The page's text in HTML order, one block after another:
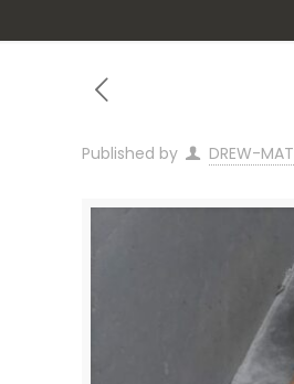
Published by DREW-MAT